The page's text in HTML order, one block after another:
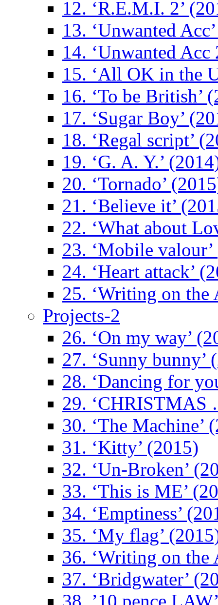
12. ‘R.E.M.I. 2’
13. ‘Unwanted
14. ‘Unwanted Acc
15. ‘All OK in the
16. ‘To be British’
17. ‘Sugar Boy’
18. ‘Regal script’
19. ‘G. A. Y.’
20. ‘Tornado’
21. ‘Believe it’
22. ‘What about
23. ‘Mobile
24. ‘Heart attack’
25. ‘Writing on the
Projects-2
26. ‘On my way’
27. ‘Sunny bunny’
28. ‘Dancing for
29. ‘CHRISTMAS
30. ‘The Machine’
31. ‘Kitty’ (2015)
32. ‘Un-Broken’
33. ‘This is ME’
34. ‘Emptiness’
35. ‘My flag’
36. ‘Writing on the
37. ‘Bridgwater’
38. ’10 pence